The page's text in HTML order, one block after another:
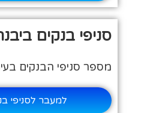
סניפי בנקים
מספר סניפי הבנקים בעיר:
למעבר לסניפי